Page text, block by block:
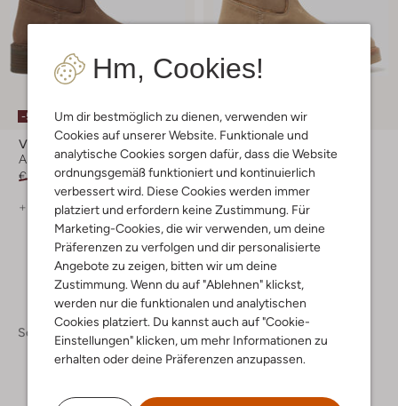
Hm, Cookies!
Um dir bestmöglich zu dienen, verwenden wir
Cookies auf unserer Website. Funktionale und
analytische Cookies sorgen dafür, dass die Website
ordnungsgemäß funktioniert und kontinuierlich
verbessert wird. Diese Cookies werden immer
platziert und erfordern keine Zustimmung. Für
Marketing-Cookies, die wir verwenden, um deine
Präferenzen zu verfolgen und dir personalisierte
Angebote zu zeigen, bitten wir um deine
Zustimmung. Wenn du auf "Ablehnen" klickst,
werden nur die funktionalen und analytischen
Cookies platziert. Du kannst auch auf "Cookie-
Einstellungen" klicken, um mehr Informationen zu
erhalten oder deine Präferenzen anzupassen.
-50%
Via Vai
Ankle Boots
€ 199,95 € 99,99
+ mehr farben
-50%
Via Vai
Ankle Boots
€ 199,95 € 99,99
+ mehr farben
Schuhe Boots